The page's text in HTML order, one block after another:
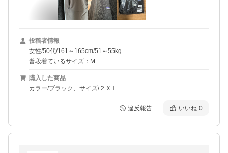
投稿者情報
女性/50代/161～165cm/51～55kg
普段着ているサイズ：M
購入した商品
カラー/ブラック、サイズ/２ＸＬ
違反報告 いいね 0